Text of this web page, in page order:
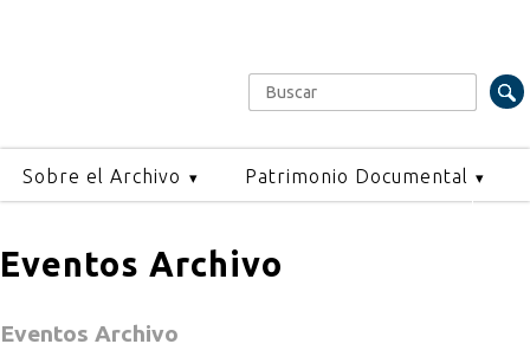
Formulario de búsqueda
Buscar
Sobre el Archivo Patrimonio Documental
Eventos Archivo
Eventos Archivo